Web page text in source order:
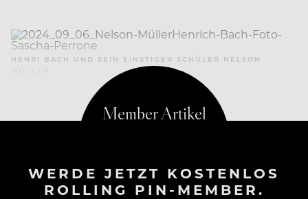
HENRI BACH UND SEIN EINSTIGER SCHÜLER NELSON
WERDE JETZT KOSTENLOS
ROLLING PIN-MEMBER.